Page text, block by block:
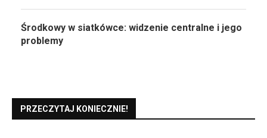
Środkowy w siatkówce: widzenie centralne i jego
problemy
PRZECZYTAJ KONIECZNIE!